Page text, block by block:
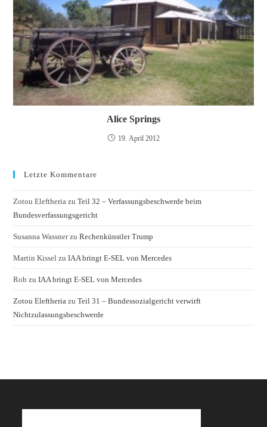
Alice Springs
19. April 2012
Letzte Kommentare
Zotou Eleftheria zuTeil 32 – Verfassungsbeschwerde beim
Bundesverfassungsgericht
Susanna WassnerzuRechenkünstler Trump
Martin Kissel zuIAA bringt E-SEL von Mercedes
Rob zuIAA bringt E-SEL von Mercedes
Zotou Eleftheria zuTeil 31 – Bundessozialgericht verwirft
Nichtzulassungsbeschwerde